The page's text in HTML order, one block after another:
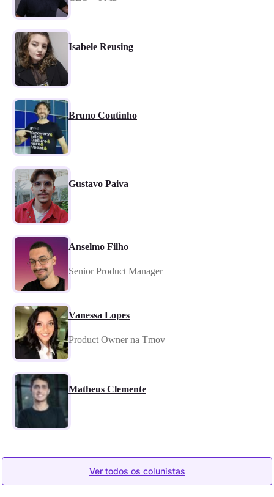
Isabele Reusing
Bruno Coutinho
Gustavo Paiva
Anselmo Filho
Senior Product Manager
Vanessa Lopes
Product Owner na Tmov
Matheus Clemente
Ver todos os colunistas